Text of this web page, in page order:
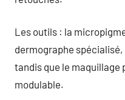
Les outils : la
dermographe
tandis que le maquillage
modulable.